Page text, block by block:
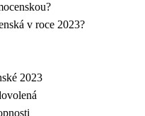
v roce 2023?
2023